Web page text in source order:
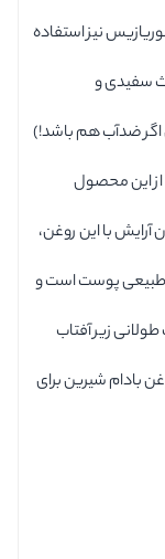
نیز استفاده
سفیدی و
ضدآب هم باشد!)
از این محصول
با این روغن،
طبیعی پوست است و
زیر آفتاب
بادام شیرین برای